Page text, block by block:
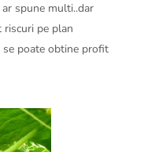
spune multi..dar
riscuri pe plan
poate obtine profit